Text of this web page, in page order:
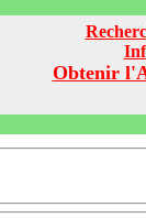
Obtenir